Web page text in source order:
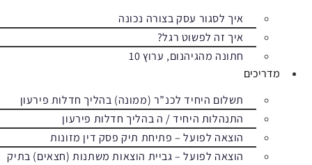
איך לסגור עסק בצורה נכונה
איך זה לפשוט רגל?
חתונה מהגיהנום, ערוץ 10
מדריכים
תשלום היחיד לכנ”ר (ממונה) בהליך חדלות פירעון
התנהלות היחיד / ה בהליך חדלות פירעון
הוצאה לפועל – פתיחת תיק פסק דין מזונות
הוצאה לפועל – גביית הוצאות משתנות (חצאים) בתיק